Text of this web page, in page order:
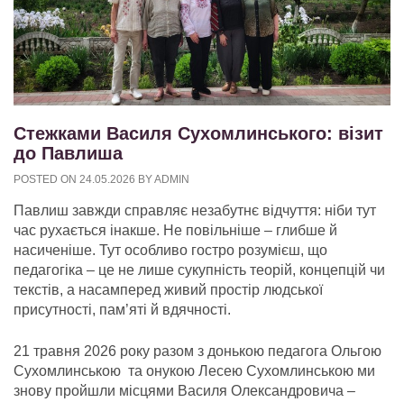
Стежками Василя Сухомлинського: візит
до Павлиша
POSTED ON 24.05.2026 BYADMIN
Павлиш завжди справляє незабутнє відчуття: ніби тут
час рухається інакше. Не повільніше – глибше й
насиченіше. Тут особливо гостро розумієш, що
педагогіка – це не лише сукупність теорій, концепцій чи
текстів, а насамперед живий простір людської
присутності, пам’яті й вдячності.
21 травня 2026 року разом з донькою педагога Ольгою
Сухомлинською та онукою Лесею Сухомлинською ми
знову пройшли місцями Василя Олександровича –